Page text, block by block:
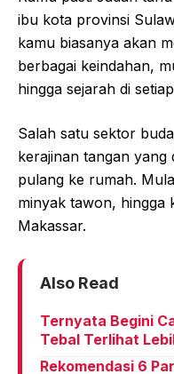
ibu kota provinsi
kamu biasanya akan
berbagai keindahan,
hingga sejarah di
Salah satu sektor
kerajinan tangan yang
pulang ke rumah.
minyak tawon, hingga
Makassar.
Also Read
Ternyata Begini
Tebal Terlihat
Rekomendasi 6